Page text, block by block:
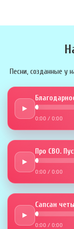
Песни, созданные у
►
0:00 / 0:00
►
Про СВО.
0:00 / 0:00
►
Сапсан
0:00 / 0:00